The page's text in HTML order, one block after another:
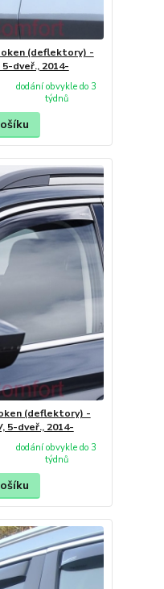
oken (deflektory) -
5-dveř., 2014-
dodání obvykle do 3
týdnů
(deflektory) -
5-dveř., 2014-
dodání obvykle do 3
týdnů